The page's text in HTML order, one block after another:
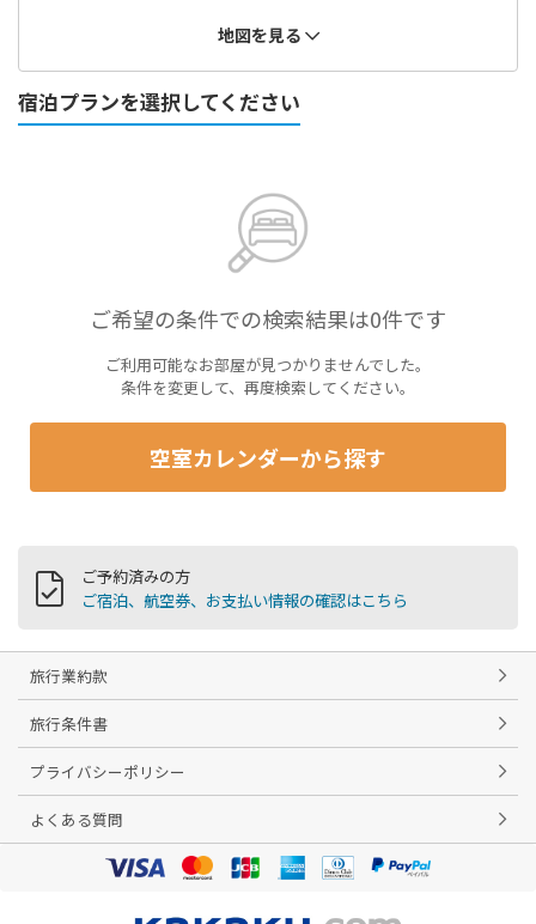
地図を見る
宿泊プランを選択してください
ご希望の条件での検索結果は0件です
ご利用可能なお部屋が見つかりませんでした。
条件を変更して、再度検索してください。
空室カレンダーから探す
ご予約済みの方
ご宿泊、航空券、お支払い情報の確認はこちら
旅行業約款
旅行条件書
プライバシーポリシー
よくある質問